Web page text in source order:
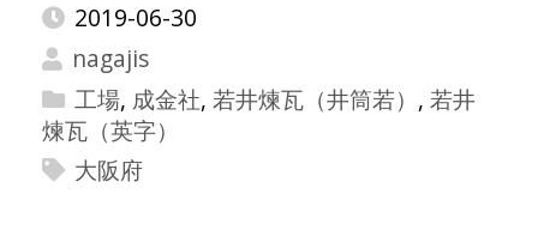
2019-06-30
nagajis
工場, 成金社, 若井煉瓦（井筒若） , 若井
煉瓦（英字）
大阪府